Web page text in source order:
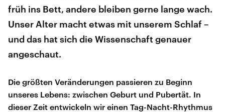
früh ins Bett, andere bleiben gerne lange wach.
Unser Alter macht etwas mit unserem Schlaf –
und das hat sich die Wissenschaft genauer
angeschaut.
Die größten Veränderungen passieren zu Beginn
unseres Lebens: zwischen Geburt und Pubertät. In
dieser Zeit entwickeln wir einen Tag-Nacht-Rhythmus